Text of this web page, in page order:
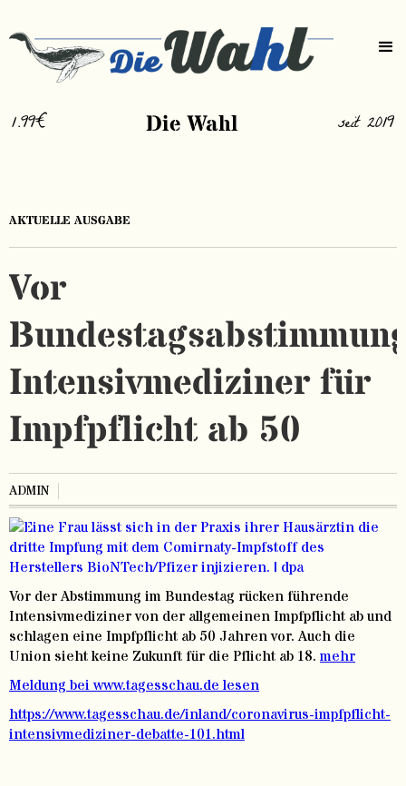
1.99€ Die Wahl seit 2019
AKTUELLE AUSGABE
Vor
Intensivmediziner für
Impfpflicht ab 50
ADMIN
Vor der Abstimmung im Bundestag rücken führende
Intensivmediziner von der allgemeinen Impfpflicht ab und
schlagen eine Impfpflicht ab 50 Jahren vor. Auch die
Union sieht keine Zukunft für die Pflicht ab 18. mehr
Meldung bei www.tagesschau.de lesen
https://www.tagesschau.de/inland/coronavirus-impfpflicht-
intensivmediziner-debatte-101.html